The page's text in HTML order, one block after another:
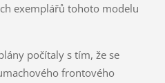
exemplářů tohoto modelu
počítaly s tím, že se
frontového